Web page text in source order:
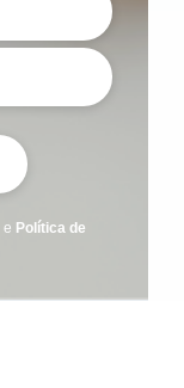
e Política de